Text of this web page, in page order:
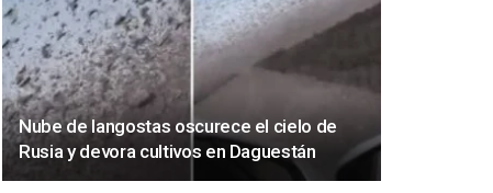
Nube de langostas oscurece el cielo de
Rusia y devora cultivos en Daguestán